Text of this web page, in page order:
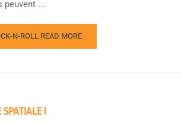
peuvent ...
N-ROLL READ MORE
SPATIALE !